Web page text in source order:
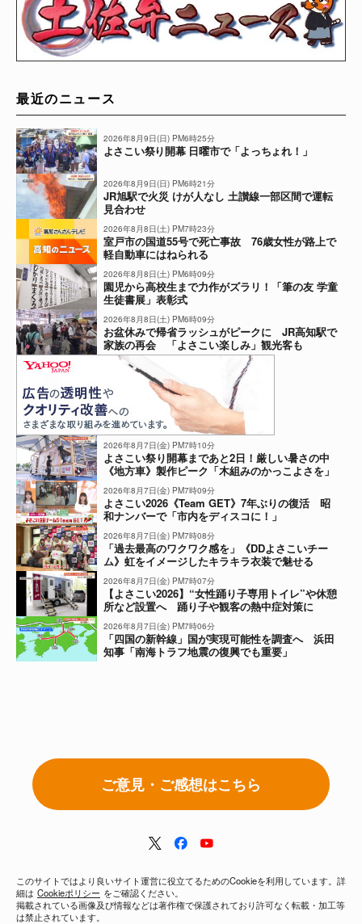
最近のニュース
2026年8月9日(日) PM6時25分
よさこい祭り開幕 日曜市で「よっちょれ！」
2026年8月9日(日) PM6時21分
JR旭駅で火災 けが人なし 土讃線一部区間で運転
見合わせ
2026年8月8日(土) PM7時23分
室戸市の国道55号で死亡事故 76歳女性が路上で
軽自動車にはねられる
2026年8月8日(土) PM6時09分
園児から高校生まで力作がズラリ！「筆の友 学童
生徒書展」表彰式
2026年8月8日(土) PM6時09分
お盆休みで帰省ラッシュがピークに JR高知駅で
家族の再会 「よさこい楽しみ」観光客も
2026年8月7日(金) PM7時10分
よさこい祭り開幕まであと2日！厳しい暑さの中
《地方車》製作ピーク「木組みのかっこよさを」
2026年8月7日(金) PM7時09分
よさこい2026《Team GET》7年ぶりの復活 昭
和ナンバーで「市内をディスコに！」
2026年8月7日(金) PM7時08分
「過去最高のワクワク感を」《DDよさこいチー
ム》虹をイメージしたキラキラ衣装で魅せる
2026年8月7日(金) PM7時07分
【よさこい2026】“女性踊り子専用トイレ”や休憩
所など設置へ 踊り子や観客の熱中症対策に
2026年8月7日(金) PM7時06分
「四国の新幹線」国が実現可能性を調査へ 浜田
知事「南海トラフ地震の復興でも重要」
ご意見・ご感想はこちら
このサイトではより良いサイト運営に役立てるためのCookieを利用しています。詳
細は Cookieポリシー をご確認ください。
掲載されている画像及び情報などは著作権で保護されており許可なく転載・加工等
は禁止されています。